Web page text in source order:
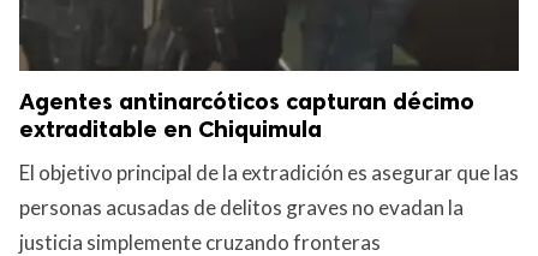
Agentes antinarcóticos capturan décimo
extraditable en Chiquimula
El objetivo principal de la extradición es asegurar que las
personas acusadas de delitos graves no evadan la
justicia simplemente cruzando fronteras